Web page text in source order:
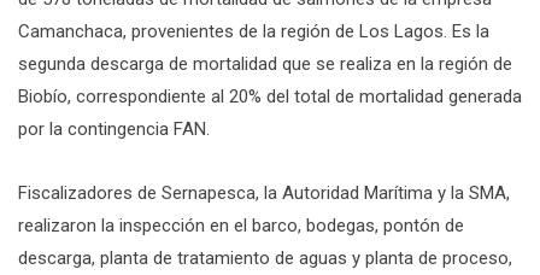
Camanchaca, provenientes de la región de Los Lagos. Es la
segunda descarga de mortalidad que se realiza en la región de
Biobío, correspondiente al 20% del total de mortalidad generada
por la contingencia FAN.
Fiscalizadores de Sernapesca, la Autoridad Marítima y la SMA,
realizaron la inspección en el barco, bodegas, pontón de
descarga, planta de tratamiento de aguas y planta de proceso,